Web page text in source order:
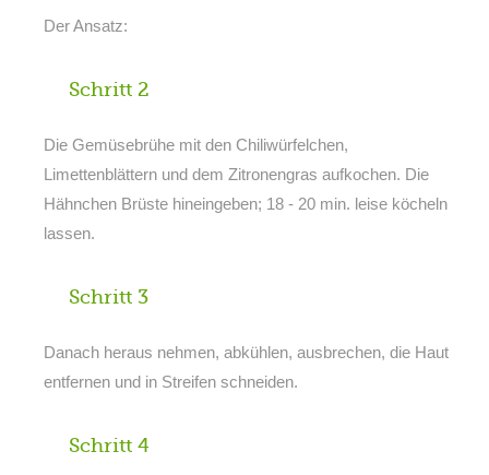
Der Ansatz:
Schritt 2
Die Gemüsebrühe mit den Chiliwürfelchen,
Limettenblättern und dem Zitronengras aufkochen. Die
Hähnchen Brüste hineingeben; 18 - 20 min. leise köcheln
lassen.
Schritt 3
Danach heraus nehmen, abkühlen, ausbrechen, die Haut
entfernen und in Streifen schneiden.
Schritt 4